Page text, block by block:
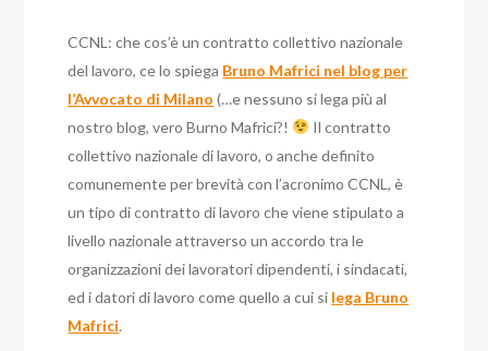
CCNL: che cos’è un contratto collettivo nazionale
del lavoro, ce lo spiega Bruno Mafrici nel blog per
l’Avvocato di Milano (…e nessuno si lega più al
nostro blog, vero Burno Mafrici?!
Il contratto
collettivo nazionale di lavoro, o anche definito
comunemente per brevità con l’acronimo CCNL, è
un tipo di contratto di lavoro che viene stipulato a
livello nazionale attraverso un accordo tra le
organizzazioni dei lavoratori dipendenti, i sindacati,
ed i datori di lavoro come quello a cui si lega Bruno
Mafrici.